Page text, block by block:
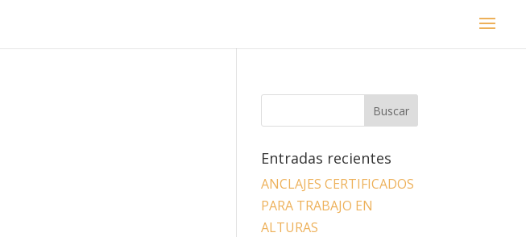
Entradas recientes
ANCLAJES CERTIFICADOS
PARA TRABAJO EN
ALTURAS